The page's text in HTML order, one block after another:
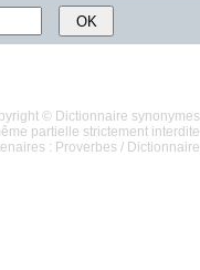
© Dictionnaire synonymes
partielle strictement interdite
: Proverbes / Dictionnaire